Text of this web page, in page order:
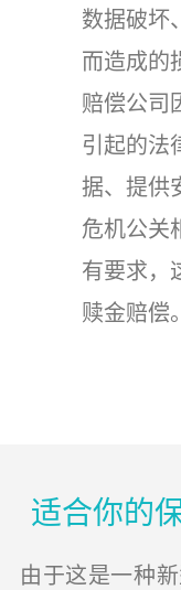
数据破坏
而造成的
赔偿公司
引起的法
据、提供
危机公关
有要求，
赎金赔偿。
适合你的
由于这是一种